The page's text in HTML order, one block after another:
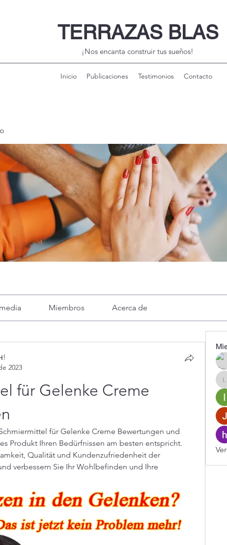
TERRAZAS BLAS
¡Nos encanta construir tus sueños!
Inicio Publicaciones Testimonios Contacto
Miembros Acerca de
2023
für Gelenke Creme
für Gelenke Creme Bewertungen und
Produkt Ihren Bedürfnissen am besten entspricht.
Qualität und Kundenzufriedenheit der
verbessern Sie Ihr Wohlbefinden und Ihre